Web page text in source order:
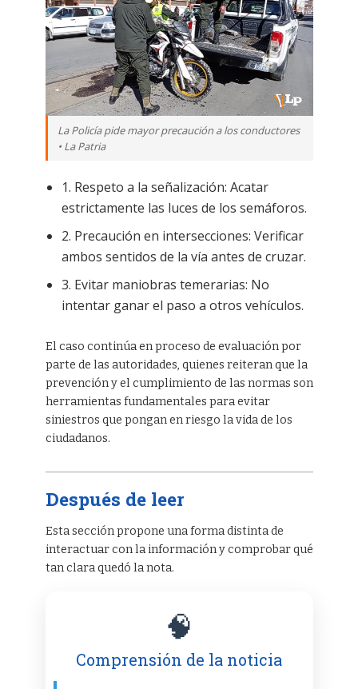
La Policía pide mayor precaución a los conductores
• La Patria
1. Respeto a la señalización: Acatar
estrictamente las luces de los semáforos.
2. Precaución en intersecciones: Verificar
ambos sentidos de la vía antes de cruzar.
3. Evitar maniobras temerarias: No
intentar ganar el paso a otros vehículos.
El caso continúa en proceso de evaluación por
parte de las autoridades, quienes reiteran que la
prevención y el cumplimiento de las normas son
herramientas fundamentales para evitar
siniestros que pongan en riesgo la vida de los
ciudadanos.
Después de leer
Esta sección propone una forma distinta de
interactuar con la información y comprobar qué
tan clara quedó la nota.
🧠
Comprensión de la noticia